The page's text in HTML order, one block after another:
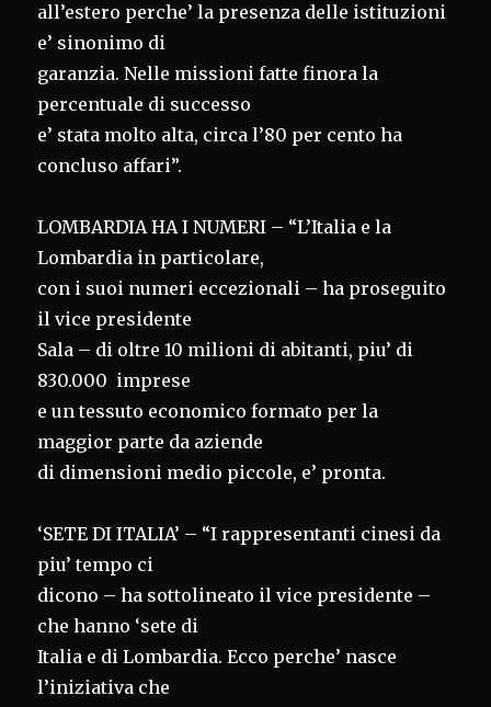
all’estero perche’ la presenza delle istituzioni
e’ sinonimo di
garanzia. Nelle missioni fatte finora la
percentuale di successo
e’ stata molto alta, circa l’80 per cento ha
concluso affari”.
LOMBARDIA HA I NUMERI – “L’Italia e la
Lombardia in particolare,
con i suoi numeri eccezionali – ha proseguito
il vice presidente
Sala – di oltre 10 milioni di abitanti, piu’ di
830.000 imprese
e un tessuto economico formato per la
maggior parte da aziende
di dimensioni medio piccole, e’ pronta.
‘SETE DI ITALIA’ – “I rappresentanti cinesi da
piu’ tempo ci
dicono – ha sottolineato il vice presidente –
che hanno ‘sete di
Italia e di Lombardia. Ecco perche’ nasce
l’iniziativa che